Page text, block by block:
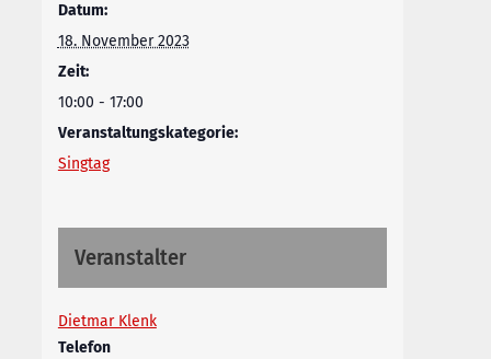
Datum:
18. November 2023
Zeit:
10:00 - 17:00
Veranstaltungskategorie:
Singtag
Veranstalter
Dietmar Klenk
Telefon